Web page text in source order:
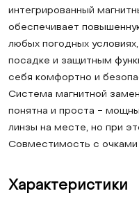
интегрированный
обеспечивает
любых погодных
посадке и защитным
себя комфортно и
Система магнитной
понятна и проста -
линзы на месте, но при
Совместимость с очками
Характеристики